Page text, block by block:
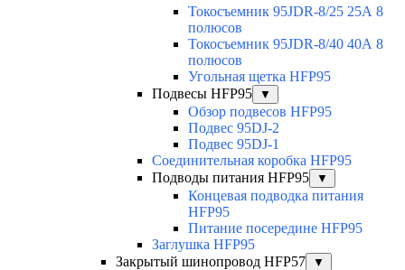
Токосъемник 95JDR-8/25 25А 8
полюсов
Токосъемник 95JDR-8/40 40А 8
полюсов
Угольная щетка HFP95
Подвесы HFP95
▼
Обзор подвесов HFP95
Подвес 95DJ-2
Подвес 95DJ-1
Соединительная коробка HFP95
Подводы питания HFP95
▼
Концевая подводка питания
HFP95
Питание посередине HFP95
Заглушка HFP95
Закрытый шинопровод HFP57
▼